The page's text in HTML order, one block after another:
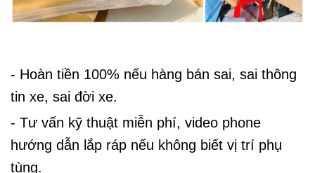
- Hoàn tiền 100% nếu hàng bán sai, sai thông
tin xe, sai đời xe.
- Tư vấn kỹ thuật miễn phí, video phone
hướng dẫn lắp ráp nếu không biết vị trí phụ
tùng.